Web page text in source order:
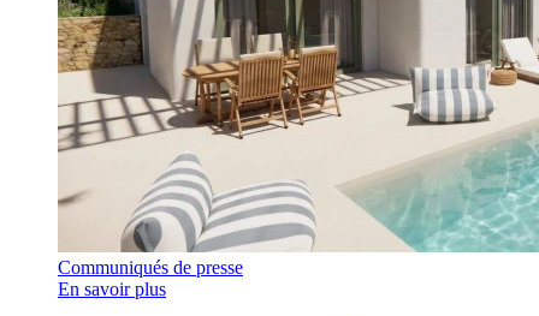
Communiqués de presse
En savoir plus